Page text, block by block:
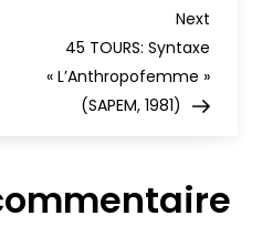
»
Next
Post
Next
45 TOURS: Syntaxe
« L’Anthropofemme »
(SAPEM, 1981)